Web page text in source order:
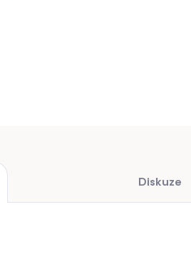
Diskuze